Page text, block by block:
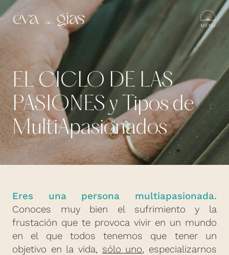
EL CICLO DE LAS
PASIONES y Tipos de
MultiApasionados
Eres una persona multiapasionada.
Conoces muy bien el sufrimiento y la
frustación que te provoca vivir en un mundo
en el que todos tenemos que tener un
objetivo en la vida, sólo uno, especializarnos